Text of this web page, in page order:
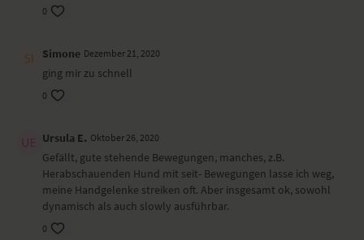
0
Simone Dezember 21, 2020
ging mir zu schnell
0
Ursula E. Oktober 26, 2020
Gefällt, gute stehende Bewegungen, manches, z.B.
Herabschauenden Hund mit seit- Bewegungen lasse ich weg,
meine Handgelenke streiken oft. Aber insgesamt ok, sowohl
dynamisch als auch slowly ausführbar.
0